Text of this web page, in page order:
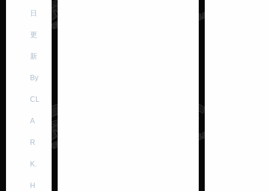
日
更
新
By
CL
A
R
K.
H